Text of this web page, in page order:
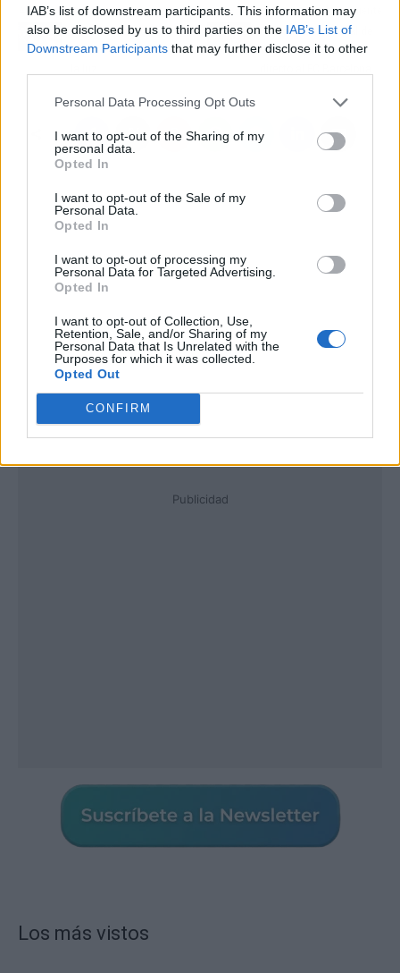
IAB’s list of downstream participants. This information may
also be disclosed by us to third parties on the IAB’s List of
Downstream Participants that may further disclose it to other
Personal Data Processing Opt Outs
I want to opt-out of the Sharing of my
personal data.
Opted In
I want to opt-out of the Sale of my
Personal Data.
Opted In
I want to opt-out of processing my
Personal Data for Targeted Advertising.
Opted In
I want to opt-out of Collection, Use,
Retention, Sale, and/or Sharing of my
Personal Data that Is Unrelated with the
Purposes for which it was collected.
Opted Out
CONFIRM
Artículo anterior
La falsa humildad de
Luis de la Fuente sale a
Artículo siguiente
Rajada descomunal de
Vitor Roque: mensaje
Publicidad
Los más vistos